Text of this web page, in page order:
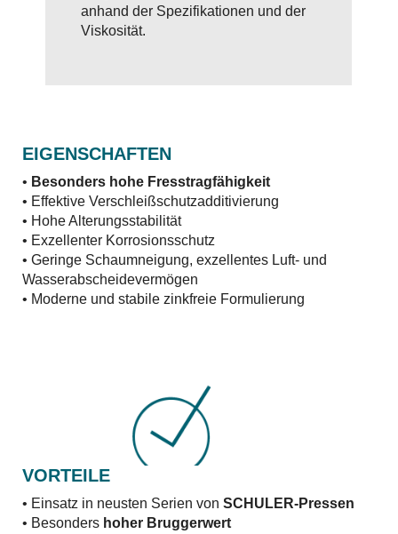
anhand der Spezifikationen und der
Viskosität.
EIGENSCHAFTEN
• Besonders hohe Fresstragfähigkeit
• Effektive Verschleißschutzadditivierung
• Hohe Alterungsstabilität
• Exzellenter Korrosionsschutz
• Geringe Schaumneigung, exzellentes Luft- und
Wasserabscheidevermögen
• Moderne und stabile zinkfreie Formulierung
VORTEILE
• Einsatz in neusten Serien von SCHULER-Pressen
• Besonders hoher Bruggerwert